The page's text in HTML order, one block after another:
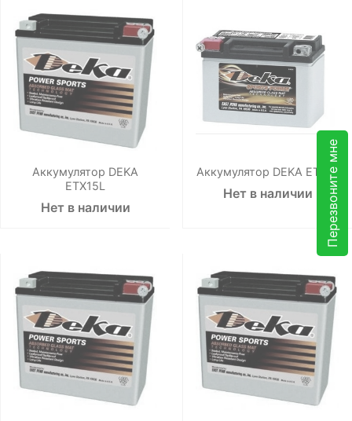
Перезвоните мне
Аккумулятор DEKA
ETX15L
Нет в наличии
Аккумулятор DEKA ETX16
Нет в наличии